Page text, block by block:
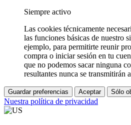
Siempre activo
Las cookies técnicamente
las funciones básicas de nuestro
ejemplo, para permitirte reunir
compra o iniciar sesión en tu
que no podemos sacar ninguna
resultantes nunca se transmitirán
Guardar preferencias Aceptar Sólo
Nuestra política de privacidad